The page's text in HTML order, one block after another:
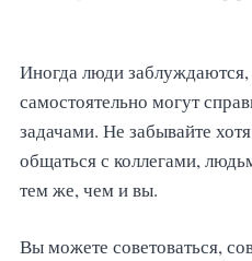
Иногда люди заблуждаются,
самостоятельно могут
задачами. Не забывайте
общаться с коллегами,
тем же, чем и вы.
Вы можете советоваться,